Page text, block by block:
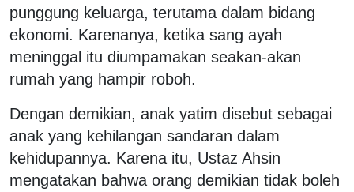
punggung keluarga, terutama dalam bidang
ekonomi. Karenanya, ketika sang ayah
meninggal itu diumpamakan seakan-akan
rumah yang hampir roboh.
Dengan demikian, anak yatim disebut sebagai
anak yang kehilangan sandaran dalam
kehidupannya. Karena itu, Ustaz Ahsin
mengatakan bahwa orang demikian tidak boleh